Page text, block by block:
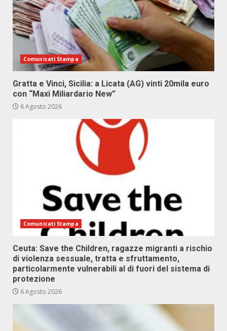
Comunicati Stampa
Gratta e Vinci, Sicilia: a Licata (AG) vinti 20mila euro
con “Maxi Miliardario New”
6 Agosto 2026
Comunicati Stampa
Ceuta: Save the Children, ragazze migranti a rischio
di violenza sessuale, tratta e sfruttamento,
particolarmente vulnerabili al di fuori del sistema di
protezione
6 Agosto 2026